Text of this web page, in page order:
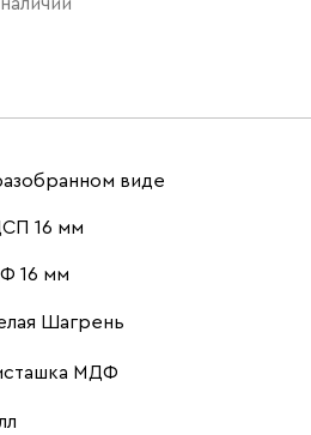
виде
16 мм
16 мм
Шагрень
МДФ